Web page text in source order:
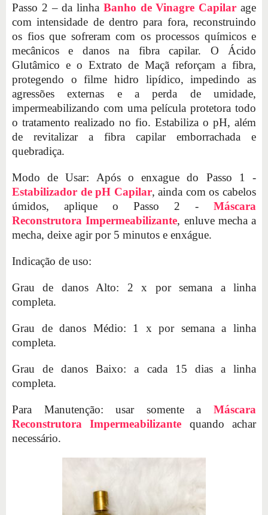
Passo 2 – da linha Banho de Vinagre Capilar age
com intensidade de dentro para fora, reconstruindo
os fios que sofreram com os processos químicos e
mecânicos e danos na fibra capilar. O Ácido
Glutâmico e o Extrato de Maçã reforçam a fibra,
protegendo o filme hidro lipídico, impedindo as
agressões externas e a perda de umidade,
impermeabilizando com uma película protetora todo
o tratamento realizado no fio. Estabiliza o pH, além
de revitalizar a fibra capilar emborrachada e
quebradiça.
Modo de Usar: Após o enxague do Passo 1 -
Estabilizador de pH Capilar, ainda com os cabelos
úmidos, aplique o Passo 2 - Máscara
Reconstrutora Impermeabilizante, enluve mecha a
mecha, deixe agir por 5 minutos e enxágue.
Indicação de uso:
Grau de danos Alto: 2 x por semana a linha
completa.
Grau de danos Médio: 1 x por semana a linha
completa.
Grau de danos Baixo: a cada 15 dias a linha
completa.
Para Manutenção: usar somente a Máscara
Reconstrutora Impermeabilizante quando achar
necessário.